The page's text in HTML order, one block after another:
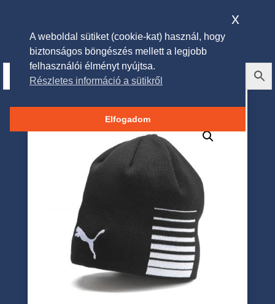
Puma Reversible Beanie Sapka
A weboldal sütiket (cookie-kat) használ, hogy
biztonságos böngészés mellett a legjobb
felhasználói élményt nyújtsa.
Részletes információ a sütikről
Elfogadom
x